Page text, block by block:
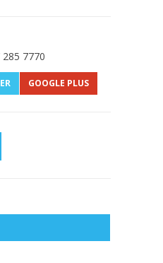
7770
GOOGLE PLUS